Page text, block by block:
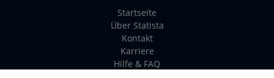
Startseite
Über Statista
Kontakt
Karriere
Hilfe & FAQ